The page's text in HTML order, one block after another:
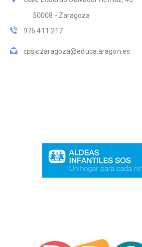
50008 - Zaragoza
976 411 217
cpsjczaragoza@educa.aragon.es